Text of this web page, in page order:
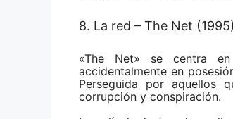
8. La red – The Net (1995)
«The Net» se centra
accidentalmente en
Perseguida por aquellos
corrupción y conspiración.